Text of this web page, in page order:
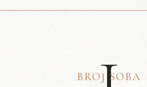
1
BROJ SOBA